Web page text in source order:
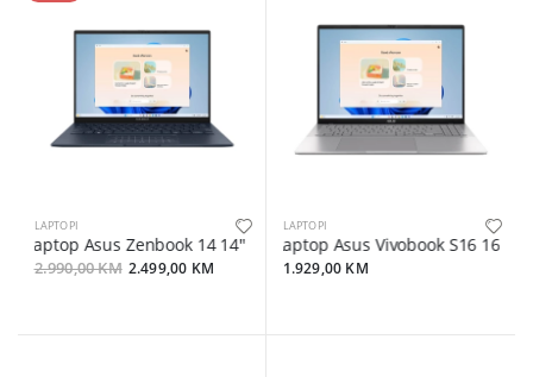
LAPTOPI
Laptop Asus Zenbook 14 14" FHD+ OLED Touch/U7-255H/16GB/
2.990,00 KM 2.499,00 KM
LAPTOPI
Laptop Asus Vivobook S16 16"
1.929,00 KM